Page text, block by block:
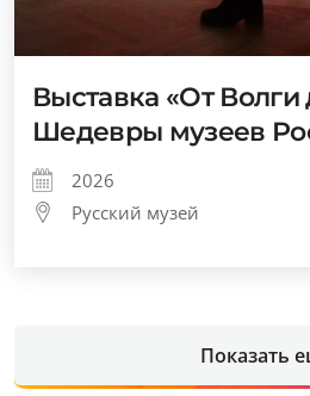
Выставка «От Волги
Шедевры музеев
2026
Русский музей
Показать